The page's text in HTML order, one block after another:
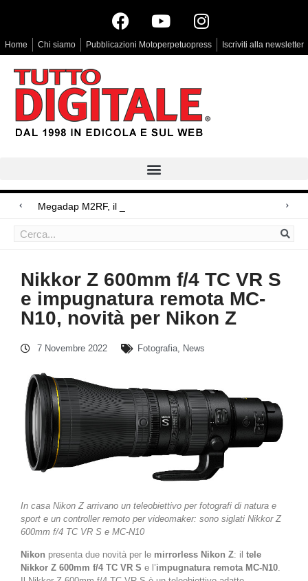
Home Chi siamo Pubblicazioni Motoperpetuopress Iscriviti alla newsletter
Megadap M2RF, il primo adattatore auto
Arri Rental, evoluzioni in arrivo
Nikkor Z 600mm f/4 TC VR S
e impugnatura remota MC-
N10, novità per Nikon Z
7 Novembre 2022 Fotografia, News
In casa Nikon Z arrivano un teleobiettivo per fotografi di natura e
sport e un controller remoto per videomaker: sono siglati Nikkor Z
600mm f/4 TC VR S e MC-N10
Nikon presenta due novità per le mirrorless Nikon Z: il tele
Nikkor Z 600mm f/4 TC VR S e l’impugnatura remota MC-N10